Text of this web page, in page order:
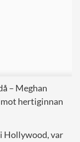
– Meghan
hertiginnan
Hollywood, var